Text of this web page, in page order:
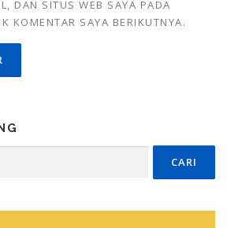
DAN SITUS WEB SAYA PADA
KOMENTAR SAYA BERIKUTNYA.